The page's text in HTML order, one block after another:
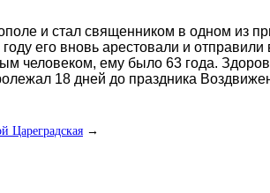
и стал священником в одном из
его вновь арестовали и отправили
человеком, ему было 63 года.
18 дней до праздника
Цареградская →